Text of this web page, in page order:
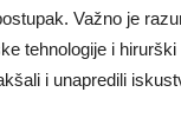
Važno je
tehnologije i
i unapredili